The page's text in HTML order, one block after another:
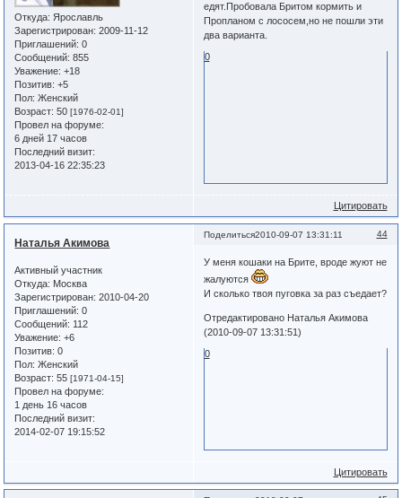
Откуда: Ярославль
Зарегистрирован: 2009-11-12
Приглашений: 0
Сообщений: 855
Уважение: +18
Позитив: +5
Пол: Женский
Возраст: 50[1976-02-01]
Провел на форуме:
6 дней 17 часов
Последний визит:
2013-04-16 22:35:23
едят.Пробовала Бритом кормить и
Пропланом с лососем,но не пошли эти
два варианта.
0
Цитировать
Поделиться 44
2010-09-07 13:31:11
Наталья Акимова
Активный участник
Откуда: Москва
Зарегистрирован: 2010-04-20
Приглашений: 0
Сообщений: 112
Уважение: +6
Позитив: 0
Пол: Женский
Возраст: 55[1971-04-15]
Провел на форуме:
1 день 16 часов
Последний визит:
2014-02-07 19:15:52
У меня кошаки на Брите, вроде жуют не
жалуются
И сколько твоя пуговка за раз съедает?
Отредактировано Наталья Акимова
(2010-09-07 13:31:51)
0
Цитировать